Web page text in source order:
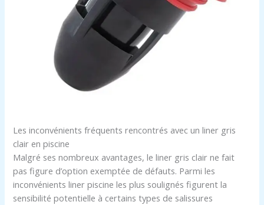
Les inconvénients fréquents rencontrés avec un liner gris
clair en piscine
Malgré ses nombreux avantages, le liner gris clair ne fait
pas figure d’option exemptée de défauts. Parmi les
inconvénients liner piscine les plus soulignés figurent la
sensibilité potentielle à certains types de salissures